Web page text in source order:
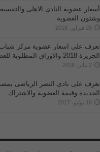
أسعار عضوية النادى الاهلى
وشئون العضوية
28 فبراير، 2018
تعرف على اسعار عضوية مركز شباب
الجزيرة 2018 والاوراق المطلوبة للعضوية
2 يناير، 2018
تعرف على نادى النصر الرياضى بمصر
الجديدة وقيمة العضوية والاشتراك
16 يوليو، 2017